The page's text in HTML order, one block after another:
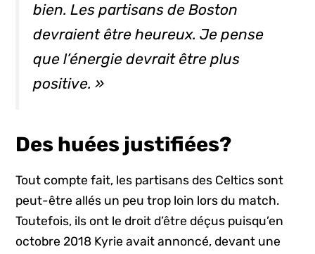
bien. Les partisans de Boston
devraient être heureux. Je pense
que l’énergie devrait être plus
positive. »
Des huées justifiées?
Tout compte fait, les partisans des Celtics sont
peut-être allés un peu trop loin lors du match.
Toutefois, ils ont le droit d’être déçus puisqu’en
octobre 2018 Kyrie avait annoncé, devant une